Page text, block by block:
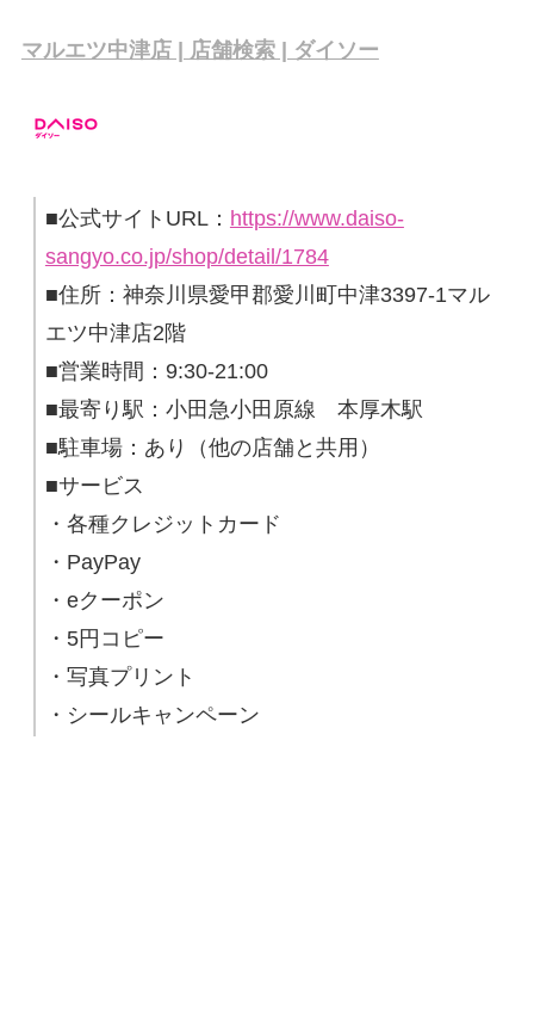
マルエツ中津店 | 店舗検索 | ダイソー
■公式サイトURL： https://www.daiso-
sangyo.co.jp/shop/detail/1784
■住所：神奈川県愛甲郡愛川町中津3397-1マル
エツ中津店2階
■営業時間：9:30-21:00
■最寄り駅：小田急小田原線 本厚木駅
■駐車場：あり（他の店舗と共用）
■サービス
・各種クレジットカード
・PayPay
・eクーポン
・5円コピー
・写真プリント
・シールキャンペーン